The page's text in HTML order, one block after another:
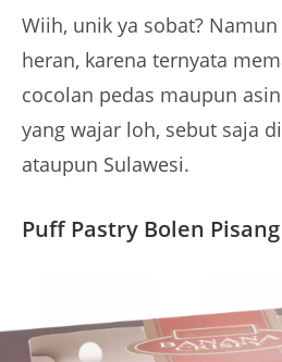
Wiih, unik ya sobat?
heran, karena ternyata
cocolan pedas maupun
yang wajar loh, sebut saja
ataupun Sulawesi.
Puff Pastry Bolen Pisang